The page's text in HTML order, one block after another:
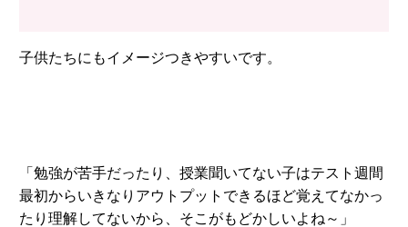
子供たちにもイメージつきやすいです。
「勉強が苦手だったり、授業聞いてない子はテスト週間
最初からいきなりアウトプットできるほど覚えてなかっ
たり理解してないから、そこがもどかしいよね～」